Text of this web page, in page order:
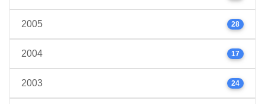
2005 28
2004 17
2003 24